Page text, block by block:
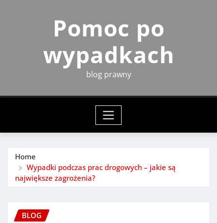
Pomoc po
wypadkach
blog prawny
Home
Wypadki podczas prac drogowych – jakie są
największe zagrożenia?
BLOG